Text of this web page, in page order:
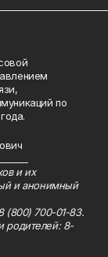
по
и их
и анонимный
(800) 700-01-83.
родителей: 8-